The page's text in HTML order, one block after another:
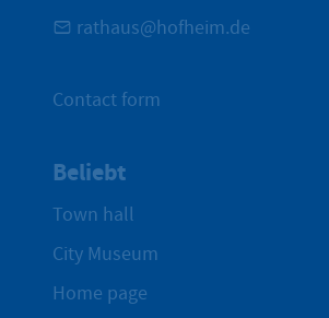
rathaus@hofheim.de
Contact form
Beliebt
Town hall
City Museum
Home page